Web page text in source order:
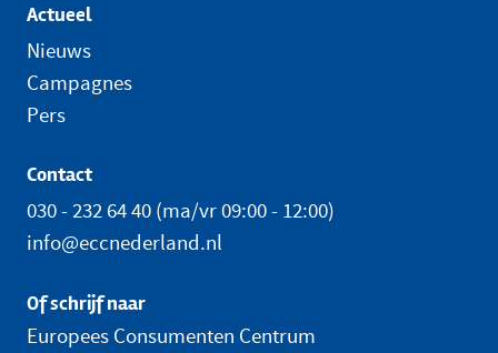
Actueel
Nieuws
Campagnes
Pers
Contact
030 - 232 64 40 (ma/vr 09:00 - 12:00)
info@eccnederland.nl
Of schrijf naar
Europees Consumenten Centrum